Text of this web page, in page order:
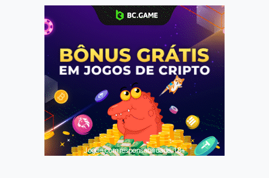
Jogue com responsabilidade. 18+